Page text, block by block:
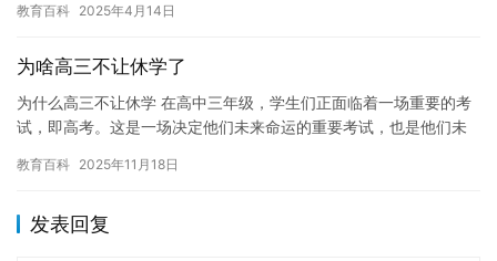
教育百科 2025年4月14日
为啥高三不让休学了
为什么高三不让休学 在高中三年级，学生们正面临着一场重要的考
试，即高考。这是一场决定他们未来命运的重要考试，也是他们未
会…
教育百科 2025年11月18日
发表回复